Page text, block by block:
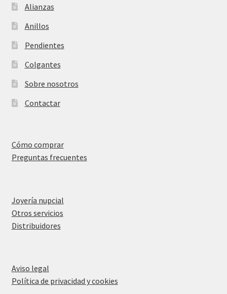
Alianzas
Anillos
Pendientes
Colgantes
Sobre nosotros
Contactar
Cómo comprar
Preguntas frecuentes
Joyería nupcial
Otros servicios
Distribuidores
Aviso legal
Política de privacidad y cookies